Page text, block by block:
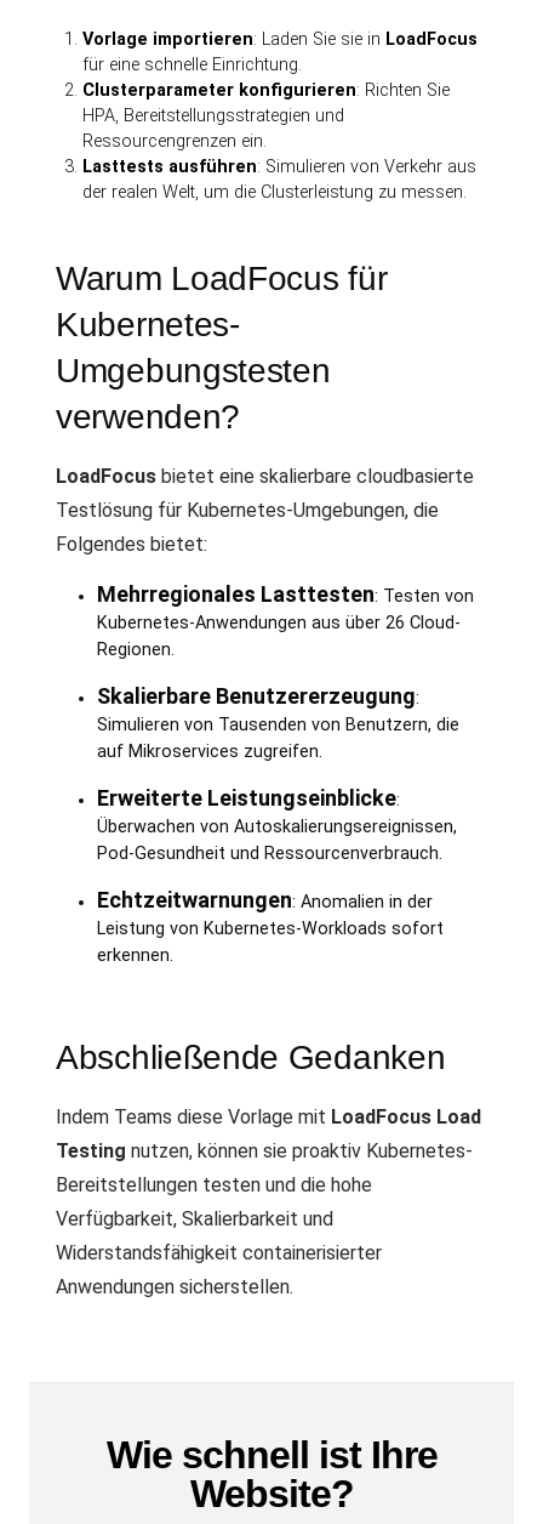
Vorlage importieren: Laden Sie sie in LoadFocus
für eine schnelle Einrichtung.
Clusterparameter konfigurieren: Richten Sie
HPA, Bereitstellungsstrategien und
Ressourcengrenzen ein.
Lasttests ausführen: Simulieren von Verkehr aus
der realen Welt, um die Clusterleistung zu messen.
Warum LoadFocus für
Kubernetes-
Umgebungstesten
verwenden?
LoadFocus bietet eine skalierbare cloudbasierte
Testlösung für Kubernetes-Umgebungen, die
Folgendes bietet:
Mehrregionales Lasttesten: Testen von
Kubernetes-Anwendungen aus über 26 Cloud-
Regionen.
Skalierbare Benutzererzeugung:
Simulieren von Tausenden von Benutzern, die
auf Mikroservices zugreifen.
Erweiterte Leistungseinblicke:
Überwachen von Autoskalierungsereignissen,
Pod-Gesundheit und Ressourcenverbrauch.
Echtzeitwarnungen: Anomalien in der
Leistung von Kubernetes-Workloads sofort
erkennen.
Abschließende Gedanken
Indem Teams diese Vorlage mit LoadFocus Load
Testing nutzen, können sie proaktiv Kubernetes-
Bereitstellungen testen und die hohe
Verfügbarkeit, Skalierbarkeit und
Widerstandsfähigkeit containerisierter
Anwendungen sicherstellen.
Wie schnell ist Ihre
Website?